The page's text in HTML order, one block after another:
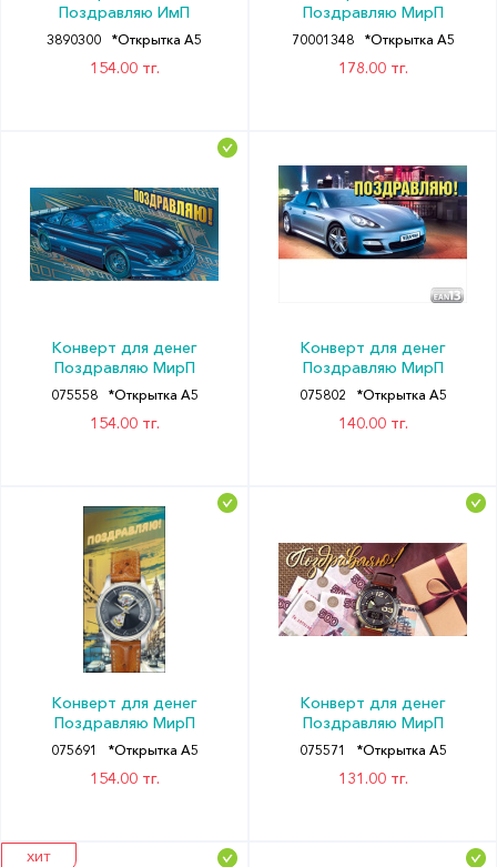
Поздравляю ИмП
3890300 *Открытка А5
154.00 тг.
Поздравляю МирП
70001348 *Открытка А5
178.00 тг.
Конверт для денег
Поздравляю МирП
075558 *Открытка А5
154.00 тг.
Конверт для денег
Поздравляю МирП
075802 *Открытка А5
140.00 тг.
Конверт для денег
Поздравляю МирП
075691 *Открытка А5
154.00 тг.
Конверт для денег
Поздравляю МирП
075571 *Открытка А5
131.00 тг.
ХИТ